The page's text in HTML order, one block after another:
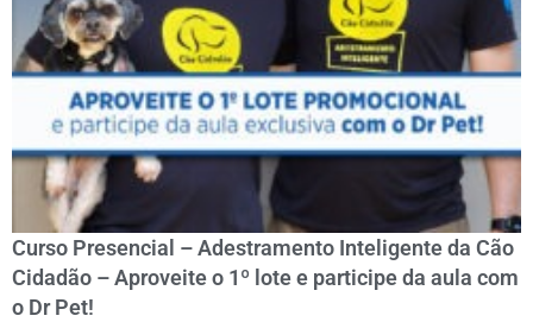
Curso Presencial – Adestramento Inteligente da Cão
Cidadão – Aproveite o 1º lote e participe da aula com
o Dr Pet!